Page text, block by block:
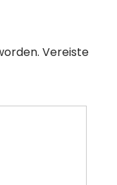
Vereiste